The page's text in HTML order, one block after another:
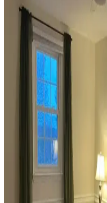
Ev Dekorasyonunda
Uyumu, Mobilya
Reddit tartışması üzerinden ev
mobilya yerleşimi ve aksesuar
alanlarının estetik ve
Veranda
ve Mobilya
Yöntemleri
Veranda dekorasyonunda
uyumlu kullanımı mekânı daha
seçimler verandanın atmosferini
Habitat'tan İkinci El
Dekorasyonunda Stil
Habitat mağazalarından ikinci
dekorasyon için fırsatlar sunar.
oluşturma evin atmosferini belirler.